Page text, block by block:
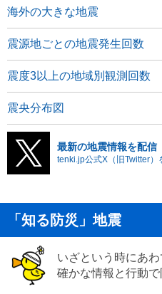
海外の大きな地震
震源地ごとの地震発生回数
震度3以上の地域別観測回数
震央分布図
最新の地震情報を配信
tenki.jp公式X（旧Twitter）
「知る防災」地震
いざという時にあ
確かな情報と行動